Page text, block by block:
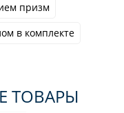
призм
в комплекте
ТОВАРЫ